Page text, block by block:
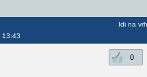
13:43
Idi na vrh
0